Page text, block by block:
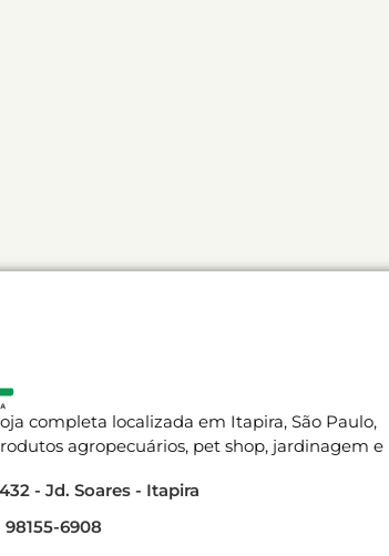
completa localizada em Itapira, São Paulo,
agropecuários, pet shop, jardinagem e
- Jd. Soares - Itapira
6908